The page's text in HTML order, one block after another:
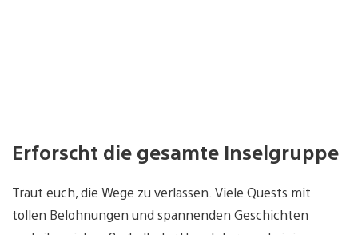
Erforscht die gesamte Inselgruppe
Traut euch, die Wege zu verlassen. Viele Quests mit
tollen Belohnungen und spannenden Geschichten